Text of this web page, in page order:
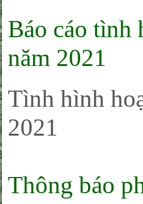
Báo cáo tình
năm 2021
Tình hình
2021
Thông báo